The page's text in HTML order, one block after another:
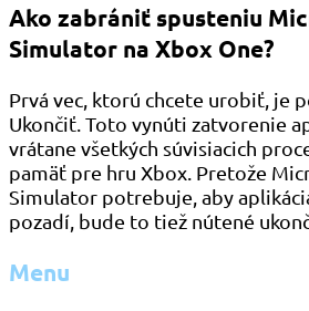
Ako zabrániť spusteniu
Simulator na Xbox One?
Prvá vec, ktorú chcete urobiť, je
Ukončiť. Toto vynúti zatvorenie
vrátane všetkých súvisiacich
pamäť pre hru Xbox. Pretože
Simulator potrebuje, aby
pozadí, bude to tiež nútené
Menu